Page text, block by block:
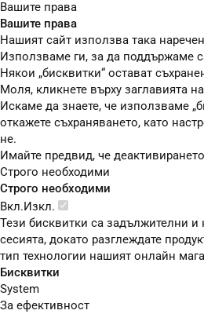
Вашите права
Вашите права
Нашият сайт използва така
Използваме ги, за да поддържаме
Някои „бисквитки“ остават
Моля, кликнете върху заглавията
Искаме да знаете, че използваме
откажете съхраняването, като
не.
Имайте предвид, че
Строго необходими
Строго необходими
Вкл.Изкл.
Тези бисквитки са задължителни
сесията, докато разглеждате
тип технологии нашият онлайн
Бисквитки
System
За ефективност